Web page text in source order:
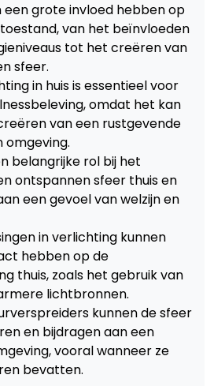
een grote invloed hebben op
van het beïnvloeden
tot het creëren van
sfeer.
in huis is essentieel voor
omdat het kan
van een rustgevende
omgeving.
belangrijke rol bij het
ontspannen sfeer thuis en
een gevoel van welzijn en
in verlichting kunnen
hebben op de
thuis, zoals het gebruik van
lichtbronnen.
kunnen de sfeer
en bijdragen aan een
vooral wanneer ze
bevatten.